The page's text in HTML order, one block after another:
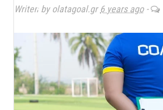
u
Writen by olatagoal.gr 6 years ago-